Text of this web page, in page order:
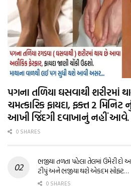
પગના તળિયા ઘસવાથી શરીરમાં
ચમત્કારિક ફાયદા, ફક્ત 2 મિનિટ
આખી જિંદગી દવાખાનું નહીં આવે.
0 SHARES
ભજીયા તળતા પહેલા તેલમાં ઉમેરી
ટીપું અને ભજીયા થશે એકદમ સોફ્ટ…
0 SHARES